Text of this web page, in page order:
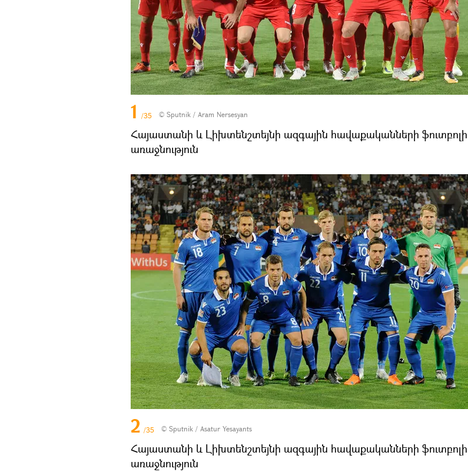
1 /35 © Sputnik / Aram Nersesyan
Հայաստանի և Լիխտենշտեյնի ազգային հավաքականների ֆուտբոլի
առաջնություն
2 /35 © Sputnik / Asatur Yesayants
Հայաստանի և Լիխտենշտեյնի ազգային հավաքականների ֆուտբոլի
առաջնություն